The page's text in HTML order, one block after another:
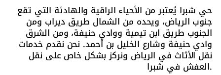
حي شبرا يُعتبر من الأحياء الراقية والهادئة التي تقع
جنوب الرياض، ويحده من الشمال طريق ديراب ومن
الجنوب طريق ابن تيمية ووادي حنيفة، ومن الشرق
وادي حنيفة وشارع الخليل بن أحمد. نحن نقدم خدمات
نقل الأثاث في الرياض ونركز بشكل خاص على نقل
العفش في شبرا.